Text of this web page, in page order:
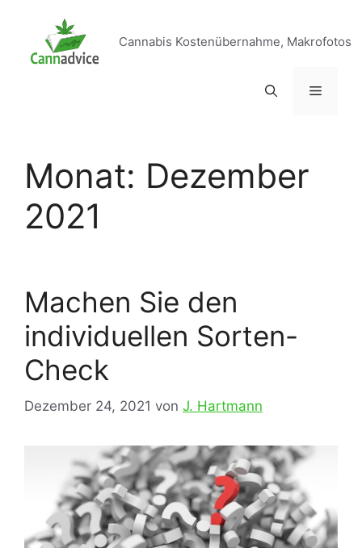
springen
Cannabis Kostenübernahme, Makrofotos
Menü
Monat: Dezember
2021
Machen Sie den
individuellen Sorten-
Check
Dezember 24, 2021 von J. Hartmann